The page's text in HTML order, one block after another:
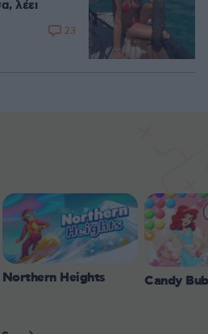
λέει
23
Northern Heights Candy